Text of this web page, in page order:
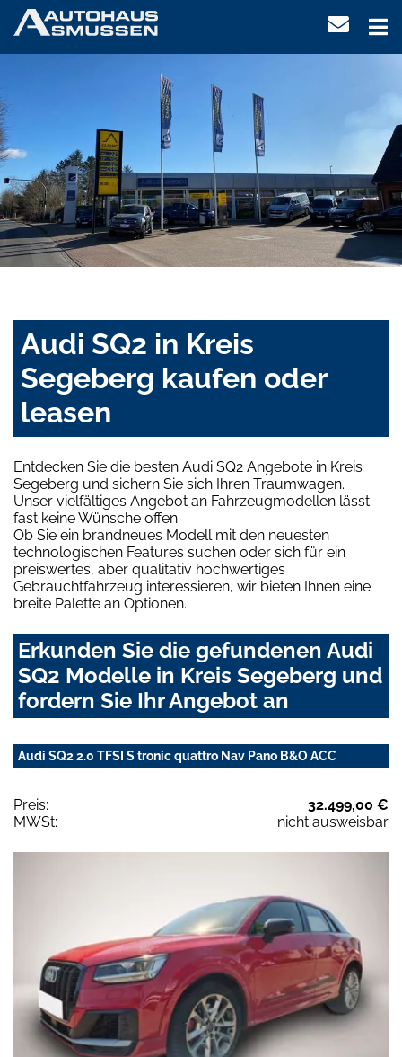
Audi SQ2 in Kreis
Segeberg kaufen oder
leasen
Entdecken Sie die besten Audi SQ2 Angebote in Kreis
Segeberg und sichern Sie sich Ihren Traumwagen.
Unser vielfältiges Angebot an Fahrzeugmodellen lässt
fast keine Wünsche offen.
Ob Sie ein brandneues Modell mit den neuesten
technologischen Features suchen oder sich für ein
preiswertes, aber qualitativ hochwertiges
Gebrauchtfahrzeug interessieren, wir bieten Ihnen eine
breite Palette an Optionen.
Erkunden Sie die gefundenen Audi
SQ2 Modelle in Kreis Segeberg und
fordern Sie Ihr Angebot an
Audi SQ2 2.0 TFSI S tronic quattro Nav Pano B&O ACC
Preis:
32.499,00 €
MWSt:
nicht ausweisbar